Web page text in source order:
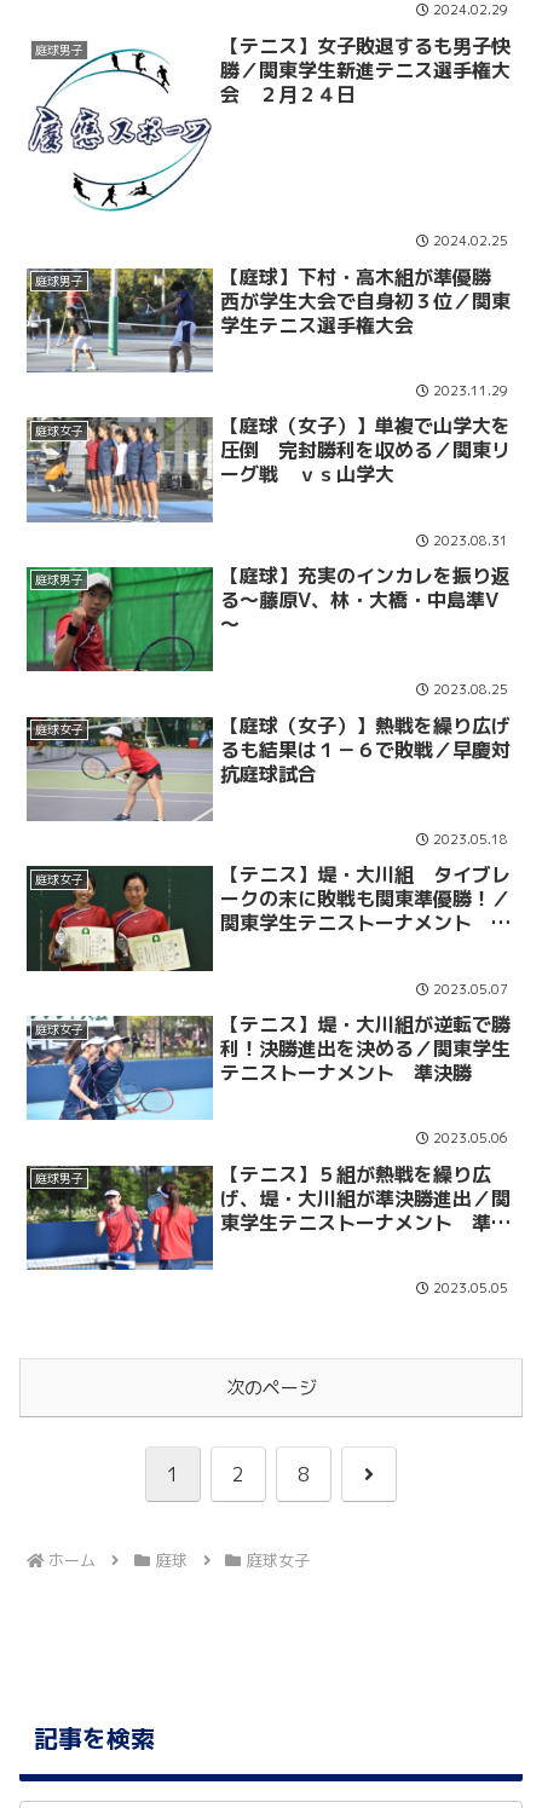
2024.02.29
庭球男子
【テニス】女子敗退するも男子快
勝／関東学生新進テニス選手権大
会 ２月２４日
2024.02.25
庭球男子
【庭球】下村・高木組が準優勝
西が学生大会で自身初３位／関東
学生テニス選手権大会
2023.11.29
庭球女子
【庭球（女子）】単複で山学大を
圧倒 完封勝利を収める／関東リ
ーグ戦 ｖｓ山学大
2023.08.31
庭球男子
【庭球】充実のインカレを振り返
る～藤原V、林・大橋・中島準V
～
2023.08.25
庭球女子
【庭球（女子）】熱戦を繰り広げ
るも結果は１－６で敗戦／早慶対
抗庭球試合
2023.05.18
庭球女子
【テニス】堤・大川組 タイブレ
ークの末に敗戦も関東準優勝！／
関東学生テニストーナメント 決
2023.05.07
庭球女子
【テニス】堤・大川組が逆転で勝
利！決勝進出を決める／関東学生
テニストーナメント 準決勝
2023.05.06
庭球男子
【テニス】５組が熱戦を繰り広
げ、堤・大川組が準決勝進出／関
東学生テニストーナメント 準々
2023.05.05
次のページ
1 2 8
次
ホーム 庭球 庭球女子
記事を検索